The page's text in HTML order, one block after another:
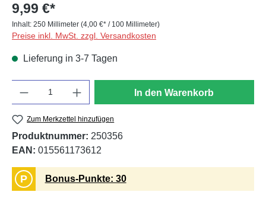
9,99 €*
Inhalt: 250 Millimeter (4,00 €* / 100 Millimeter)
Preise inkl. MwSt. zzgl. Versandkosten
Lieferung in 3-7 Tagen
In den Warenkorb
Zum Merkzettel hinzufügen
Produktnummer: 250356
EAN: 015561173612
P Bonus-Punkte: 30